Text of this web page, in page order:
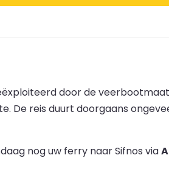
door de
De reis duurt doorgaans
nog uw ferry naar Sifnos via